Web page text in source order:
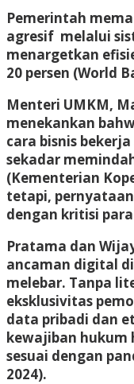
Pemerintah
agresif melalui
menargetkan
20 persen (World
Menteri UMKM,
menekankan
cara bisnis
sekadar
(Kementerian
tetapi,
dengan kritisi
Pratama dan
ancaman digital
melebar. Tanpa
eksklusivitas
data pribadi dan
kewajiban hukum
sesuai dengan
2024).